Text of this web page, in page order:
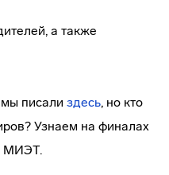
а также
писали здесь, но кто
Узнаем на финалах
МИЭТ.